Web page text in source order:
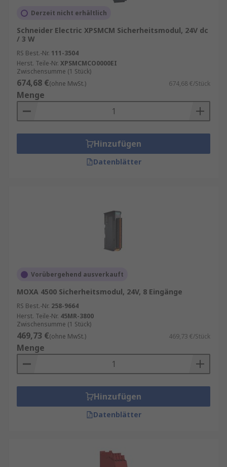
Derzeit nicht erhältlich
Schneider Electric XPSMCM Sicherheitsmodul, 24V dc
/ 3 W
RS Best.-Nr. 111-3504
Herst. Teile-Nr. XPSMCMCO0000EI
Zwischensumme (1 Stück)
674,68 €(ohne MwSt.) 674,68 €/Stück
Menge
Hinzufügen
Datenblätter
Vorübergehend ausverkauft
MOXA 4500 Sicherheitsmodul, 24V, 8 Eingänge
RS Best.-Nr. 258-9664
Herst. Teile-Nr. 45MR-3800
Zwischensumme (1 Stück)
469,73 €(ohne MwSt.) 469,73 €/Stück
Menge
Hinzufügen
Datenblätter